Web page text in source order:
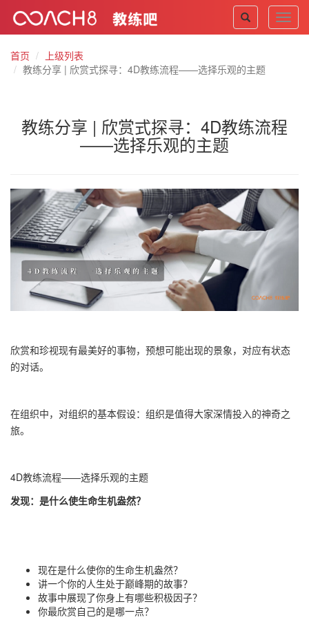
首页
上级列表
教练分享 | 欣赏式探寻：4D教练流程——选择乐观的主题
教练分享 | 欣赏式探寻：4D教练流程
——选择乐观的主题
欣赏和珍视现有最美好的事物，预想可能出现的景象，对应有状态
的对话。
在组织中，对组织的基本假设：组织是值得大家深情投入的神奇之
旅。
4D教练流程——选择乐观的主题
发现：是什么使生命生机盎然？
现在是什么使你的生命生机盎然？
讲一个你的人生处于巅峰期的故事？
故事中展现了你身上有哪些积极因子？
你最欣赏自己的是哪一点？